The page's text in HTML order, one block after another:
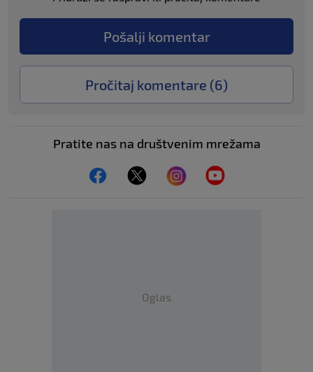
Pošalji komentar
Pročitaj komentare (6)
Pratite nas na društvenim mrežama
Oglas